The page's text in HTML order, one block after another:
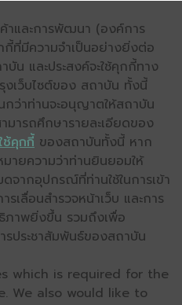
ค้าและการพัฒนา (องค์การ
ที่มีความจำเป็นอย่างยิ่งต่อ
น และประสงค์จะใช้คุกกี้ทาง
งเว็บไซต์ของ สถาบัน ทั้งนี้
กว่าท่านจะอนุญาตให้สถาบัน
มารถศึกษารายละเอียดของ
ช้คุกกี้ ของสถาบันทั้งนี้ หาก
ายความว่าท่านยินยอมให้
จากอุปกรณ์ที่ท่านใช้ในการเข้า
เลื่อนสำรวจหน้าเว็บ และการ
ธิภาพยิ่งขึ้น รวมถึงเพื่อ
ประชาสัมพันธ์ของสถาบัน
which is required for the
We also would like to